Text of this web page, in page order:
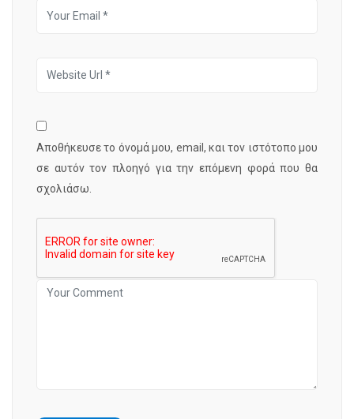
Αποθήκευσε το όνομά μου, email, και τον ιστότοπο μου
σε αυτόν τον πλοηγό για την επόμενη φορά που θα
σχολιάσω.